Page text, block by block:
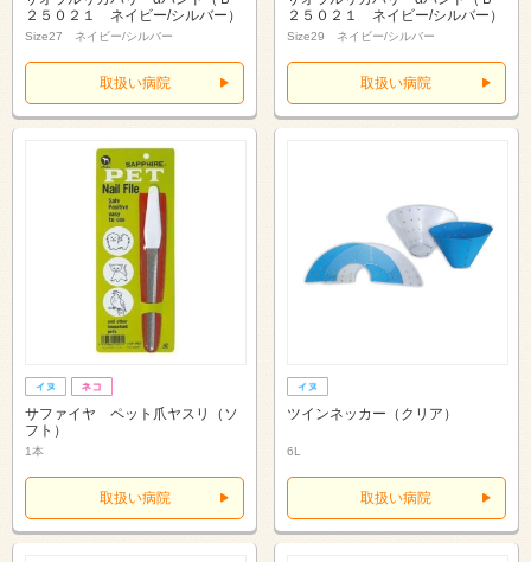
２５０２１ ネイビー/シルバー）
Size27 ネイビー/シルバー
取扱い病院
２５０２１ ネイビー/シルバー）
Size29 ネイビー/シルバー
取扱い病院
サファイヤ ペット爪ヤスリ（ソ
フト）
1本
取扱い病院
ツインネッカー（クリア）
6L
取扱い病院